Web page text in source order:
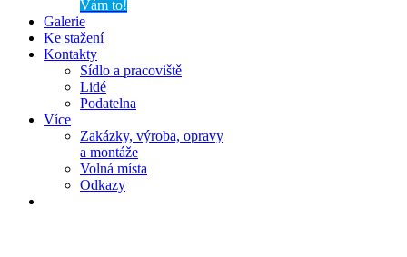
Vám to!
Galerie
Ke stažení
Kontakty
Sídlo a pracoviště
Lidé
Podatelna
Více
Zakázky, výroba, opravy
a montáže
Volná místa
Odkazy